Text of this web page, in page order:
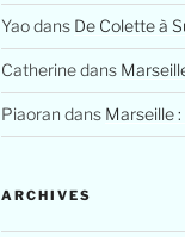
Yaodans De Colette à
Catherinedans
Piaoran dans Marseille
ARCHIVES